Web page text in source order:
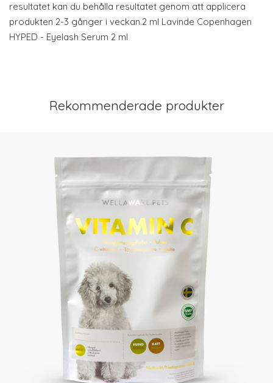
resultatet kan du behålla resultatet genom att applicera
produkten 2-3 gånger i veckan.2 ml Lavinde Copenhagen
HYPED - Eyelash Serum 2 ml
Rekommenderade produkter